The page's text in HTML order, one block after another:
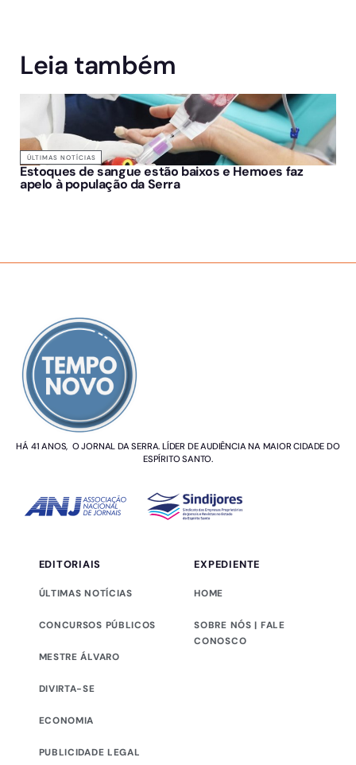
Leia também
ÚLTIMAS NOTÍCIAS
Estoques de sangue estão baixos e Hemoes faz
apelo à população da Serra
HÁ 41 ANOS, O JORNAL DA SERRA. LÍDER DE AUDIÊNCIA NA MAIOR CIDADE DO
ESPÍRITO SANTO.
EDITORIAIS
ÚLTIMAS NOTÍCIAS
CONCURSOS PÚBLICOS
MESTRE ÁLVARO
DIVIRTA-SE
ECONOMIA
PUBLICIDADE LEGAL
EXPEDIENTE
HOME
SOBRE NÓS | FALE
CONOSCO